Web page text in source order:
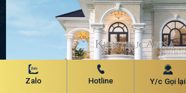
Zalo Hotline Y/c Gọi lại